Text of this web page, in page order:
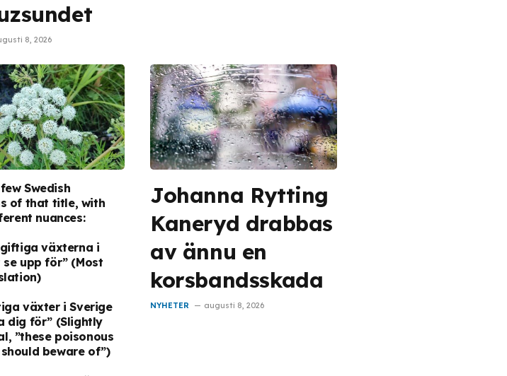
8, 2026
Swedish
of that title, with
nuances:
växterna i
upp för”(Most
växter i Sverige
dig för” (Slightly
”these poisonous
beware of”)
Johanna Rytting
Kaneryd drabbas
av ännu en
korsbandsskada
NYHETER augusti 8, 2026